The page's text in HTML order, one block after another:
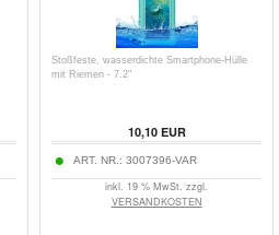
Stoßfeste, wasserdichte Smartphone-Hülle
mit Riemen - 7.2"
10,10EUR
ART. NR.: 3007396-VAR
inkl. 19 % MwSt. zzgl.
VERSANDKOSTEN